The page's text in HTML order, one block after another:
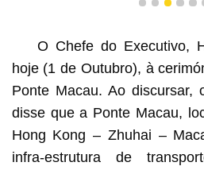
1 2 3 4 5
O Chefe do Executivo,
hoje (1 de Outubro), à
Ponte Macau. Ao discursar,
disse que a Ponte Macau,
Hong Kong – Zhuhai –
infra-estrutura de